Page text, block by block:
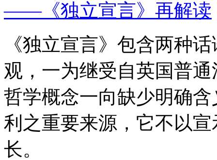
——《独立宣言》再解读
《独立宣言》包含两种
观，一为继受自英国普
哲学概念一向缺少明确
利之重要来源，它不以
长。